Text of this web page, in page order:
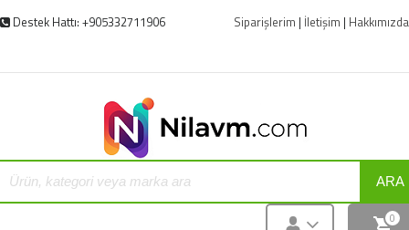
Destek Hattı: +905332711906 Siparişlerim | İletişim | Hakkımızda
ARA
0